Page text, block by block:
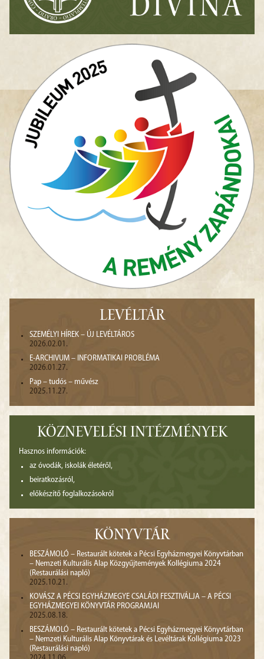
LEVÉLTÁR
SZEMÉLYI HÍREK – ÚJ LEVÉLTÁROS
2026.02.01.
E-ARCHIVUM – INFORMATIKAI PROBLÉMA
2026.01.27.
Pap – tudós – művész
2025.11.27.
KÖZNEVELÉSI INTÉZMÉNYEK
Hasznos információk:
az óvodák, iskolák életéről,
beiratkozásról,
előkészítő foglalkozásokról
KÖNYVTÁR
BESZÁMOLÓ – Restaurált kötetek a Pécsi Egyházmegyei Könyvtárban
– Nemzeti Kulturális Alap Közgyűjtemények Kollégiuma 2024
(Restaurálási napló)
2025.10.21.
KOVÁSZ A PÉCSI EGYHÁZMEGYE CSALÁDI FESZTIVÁLJA – A PÉCSI
EGYHÁZMEGYEI KÖNYVTÁR PROGRAMJAI
2025.08.18.
BESZÁMOLÓ – Restaurált kötetek a Pécsi Egyházmegyei Könyvtárban
– Nemzeti Kulturális Alap Könyvtárak és Levéltárak Kollégiuma 2023
(Restaurálási napló)